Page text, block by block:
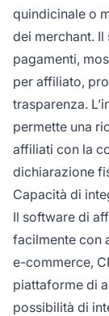
quindicinale o
dei merchant.
pagamenti,
per affiliato,
trasparenza.
permette una
affiliati con la
dichiarazione
Capacità di
Il software di
facilmente con
e-commerce,
piattaforme di
possibilità di